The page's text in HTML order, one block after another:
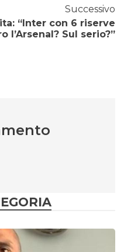
Successivo
“Inter con 6 riserve
l’Arsenal? Sul serio?”